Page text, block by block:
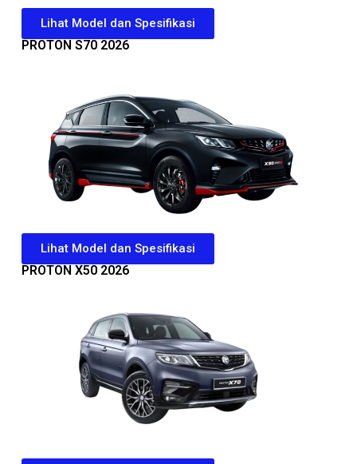
Lihat Model dan Spesifikasi
PROTON S70 2026
Lihat Model dan Spesifikasi
PROTON X50 2026